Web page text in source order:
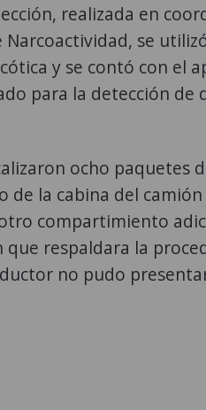
realizada en
Narcoactividad, se
y se contó con el
para la detección de
ocho paquetes
de la cabina del
compartimiento
respaldara la
no pudo